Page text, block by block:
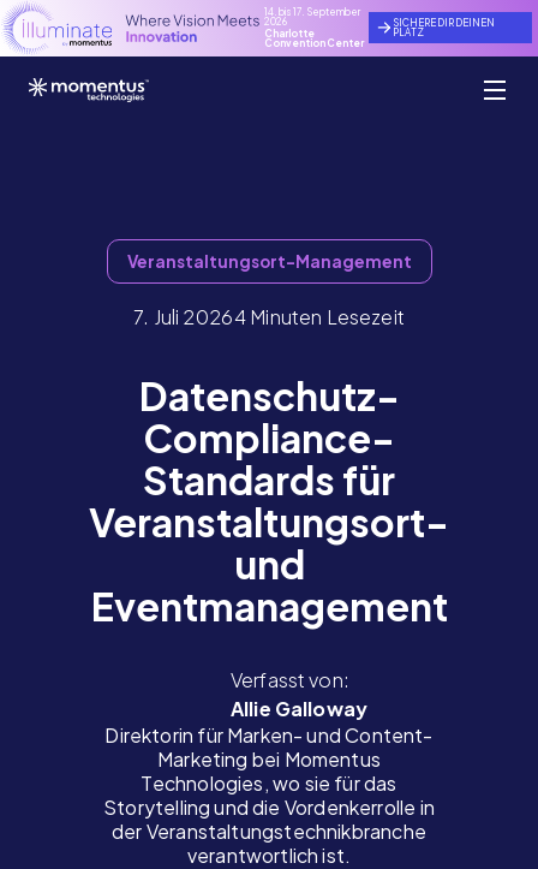
14. bis 17. September
2026
Charlotte
Convention Center
SICHERE DIR DEINEN
PLATZ
Veranstaltungsort-Management
7. Juli 20264 Minuten Lesezeit
Datenschutz-
Compliance-
Standards für
Veranstaltungsort-
und
Eventmanagement
Verfasst von:
Allie Galloway
Direktorin für Marken- und Content-
Marketing bei Momentus
Technologies, wo sie für das
Storytelling und die Vordenkerrolle in
der Veranstaltungstechnikbranche
verantwortlich ist.